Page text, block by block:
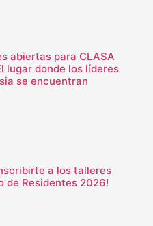
abiertas para CLASA
lugar donde los líderes
se encuentran
a los talleres
de Residentes 2026!